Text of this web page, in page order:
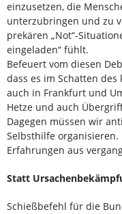
einzusetzen, die
unterzubringen und zu
prekären „Not“-
eingeladen“ fühlt.
Befeuert vom diesen
dass es im Schatten
auch in Frankfurt und
Hetze und auch
Dagegen müssen wir
Selbsthilfe
Erfahrungen aus
Statt
Schießbefehl für die